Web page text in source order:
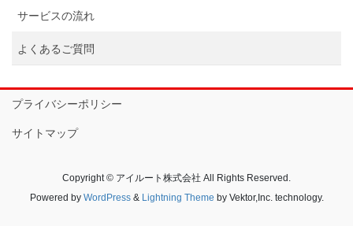
サービスの流れ
よくあるご質問
プライバシーポリシー
サイトマップ
Copyright © アイルート株式会社 All Rights Reserved.
Powered by WordPress& Lightning Theme by Vektor,Inc. technology.